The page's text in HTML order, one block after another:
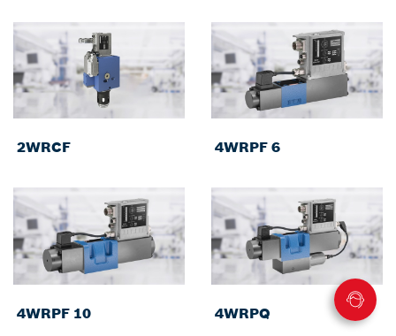
2WRCF 4WRPF 6
4WRPF 10 4WRPQ